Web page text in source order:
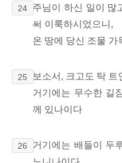
24
주님이 하신 일이 많
써 이룩하시었으니,
온 땅에 당신 조물 가
25
보소서, 크고도 탁 트
거기에는 무수한 길
께 있나이다
26
거기에는 배들이 두